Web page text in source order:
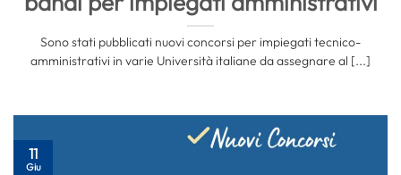
Sono stati pubblicati nuovi concorsi per impiegati tecnico-
amministrativi in varie Università italiane da assegnare al [...]
11
Giu